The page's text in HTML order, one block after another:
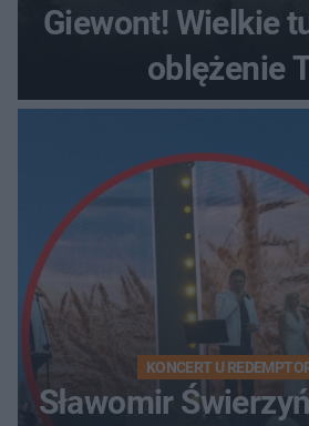
Giewont! Wielkie
oblężenie
KONCERT U
Sławomir